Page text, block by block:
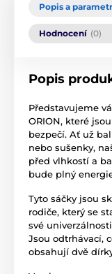
Popis a
Hodnocení (0)
Popis
Představujeme
ORION, které
bezpečí. Ať už
nebo sušenky,
před vlhkostí a
bude plný
Tyto sáčky jsou
rodiče, který se
své
Jsou odtrhávací,
obsahují dvě